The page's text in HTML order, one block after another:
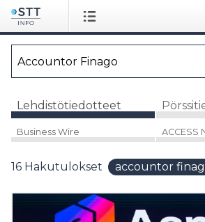
Lehdistötiedotteet
Business Wire ACCESS
16 Hakutulokset accountor